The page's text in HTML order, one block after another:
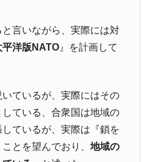
株式市場の暴落・本日07月29
ットブレイカーの二段コンボ
を最も多く輩出している都道
オンズ」とは？
言いながら、実際には対
平洋版NATO』を計画して
ているが、実際にはその
ている、合衆国は地域の
ているが、実際は『鎖を
とを望んでおり、 地域の